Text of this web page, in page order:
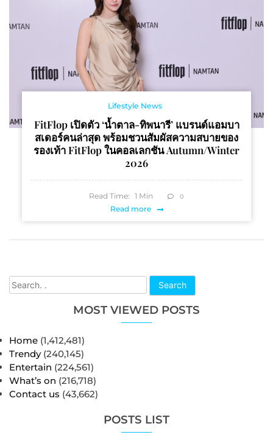
Search
MOST VIEWED POSTS
Home (1,412,481)
Trendy (240,145)
Entertain (224,561)
What’s on (216,718)
Contact us (43,662)
POSTS LIST
Lifestyle News
FitFlop เปิดตัว ‘น้ำตาล-ทิพนารี’ แบรนด์แอมบา
สเดอร์คนล่าสุด พร้อมชวนสัมผัสความสบายของ
รองเท้า FitFlop ในคอลเลกชัน Autumn/Winter
2026
Read Time: 1 Min 0
Read more